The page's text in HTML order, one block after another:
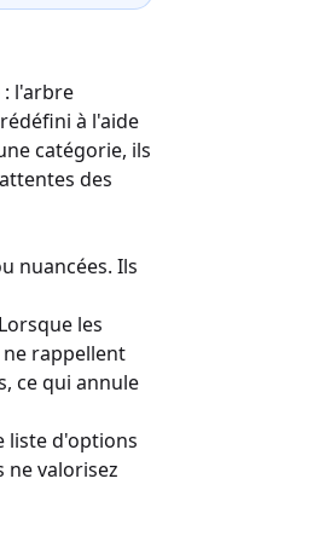
l'arbre
à l'aide
catégorie, ils
des
nuancées. Ils
les
rappellent
ce qui annule
liste d'options
ne valorisez